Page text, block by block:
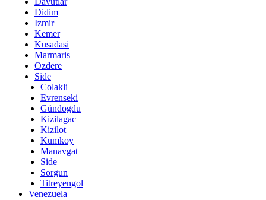
Didim
Izmir
Kemer
Kusadasi
Marmaris
Ozdere
Side
Colakli
Evrenseki
Gündogdu
Kizilagac
Kizilot
Kumkoy
Manavgat
Side
Sorgun
Titreyengol
Venezuela